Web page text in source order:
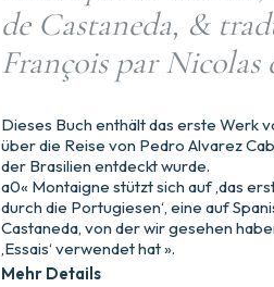
de Castaneda, &
François par Nicolas
Dieses Buch enthält das erste Werk
über die Reise von Pedro Alvarez
der Brasilien entdeckt wurde.
a0« Montaigne stützt sich auf ‚das
durch die Portugiesen‘, eine auf
Castaneda, von der wir gesehen
‚Essais‘ verwendet hat ».
Mehr Details